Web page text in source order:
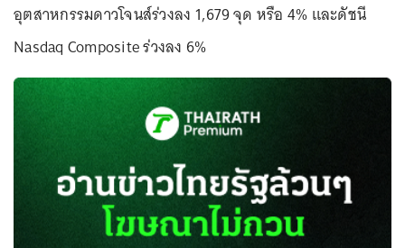
อุตสาหกรรมดาวโจนส์ร่วงลง 1,679 จุด หรือ 4% และดัชนี
Nasdaq Composite ร่วงลง 6%